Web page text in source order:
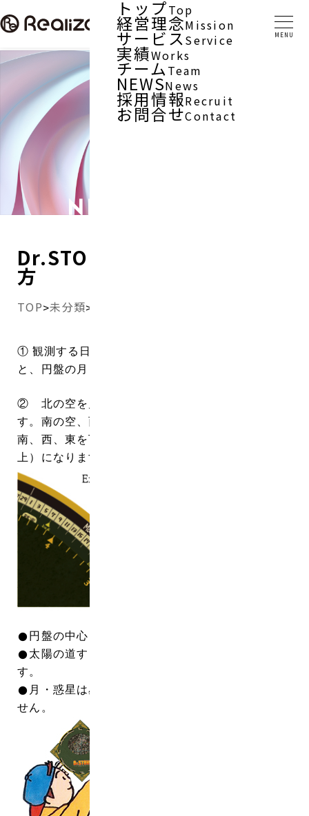
トップTop
経営理念Mission
サービスService
実績Works
チームTeam
NEWSNews
採用情報Recruit
お問合せContact
Dr.STONE 星座早見盤の使い
方
TOP>未分類>
① 観測する日時を決めて、円盤の内側にある時刻
と、円盤の月日目盛りを合わせてください。
② 北の空を見る時は、星座早見盤の北を下にしま
す。南の空、西の空、東の空を見る時は、それぞれ
南、西、東を下にします。窓の中心が天頂（頭の真
上）になります。
●円盤の中心（回転軸）が北極星です。
●太陽の道すじは黄道（黄色線）で示されていま
す。
●月・惑星は星々の間を動いているので載せていま
せん。